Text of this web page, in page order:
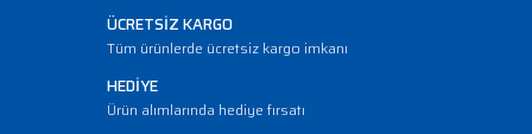
ÜCRETSİZ KARGO
Tüm ürünlerde ücretsiz kargo imkanı
HEDİYE
Ürün alımlarında hediye fırsatı